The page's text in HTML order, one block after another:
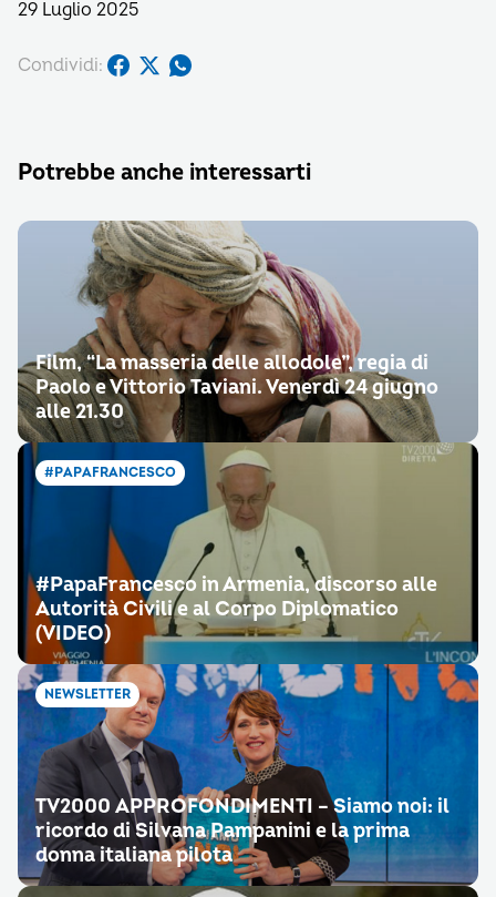
29 Luglio 2025
Condividi:
Potrebbe anche interessarti
Film, “La masseria delle allodole”, regia di
Paolo e Vittorio Taviani. Venerdì 24 giugno
alle 21.30
#PAPAFRANCESCO
#PapaFrancesco in Armenia, discorso alle
Autorità Civili e al Corpo Diplomatico
(VIDEO)
NEWSLETTER
TV2000 APPROFONDIMENTI – Siamo noi: il
ricordo di Silvana Pampanini e la prima
donna italiana pilota